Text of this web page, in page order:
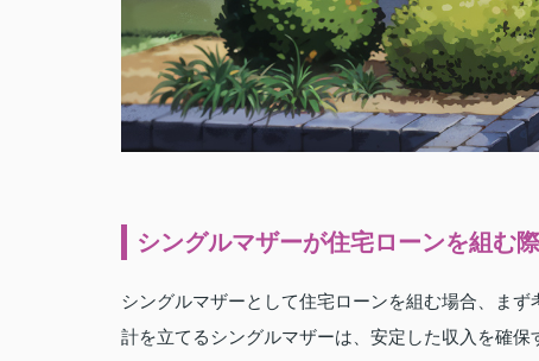
シングルマザーが住宅ローンを組む
シングルマザーとして住宅ローンを組む場合、ま
計を立てるシングルマザーは、安定した収入を確